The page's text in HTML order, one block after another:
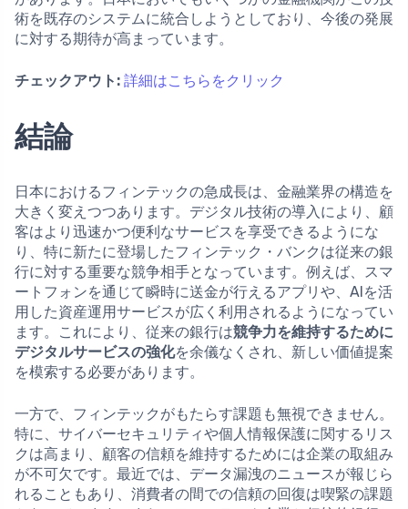
術を既存のシステムに統合しようとしており、今後の発展
に対する期待が高まっています。
チェックアウト: 詳細はこちらをクリック
結論
日本におけるフィンテックの急成長は、金融業界の構造を
大きく変えつつあります。デジタル技術の導入により、顧
客はより迅速かつ便利なサービスを享受できるようにな
り、特に新たに登場したフィンテック・バンクは従来の銀
行に対する重要な競争相手となっています。例えば、スマ
ートフォンを通じて瞬時に送金が行えるアプリや、AIを活
用した資産運用サービスが広く利用されるようになってい
ます。これにより、従来の銀行は競争力を維持するために
デジタルサービスの強化を余儀なくされ、新しい価値提案
を模索する必要があります。
一方で、フィンテックがもたらす課題も無視できません。
特に、サイバーセキュリティや個人情報保護に関するリス
クは高まり、顧客の信頼を維持するためには企業の取組み
が不可欠です。最近では、データ漏洩のニュースが報じら
れることもあり、消費者の間での信頼の回復は喫緊の課題